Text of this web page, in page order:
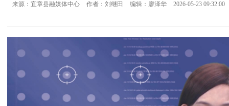
来源：宜章县融媒体中心 作者：刘继田 编辑：廖泽华 2026-05-23 09:32:00